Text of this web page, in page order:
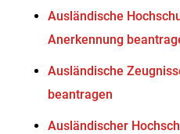
Ausländische
Anerkennung
Ausländische
beantragen
Ausländischer